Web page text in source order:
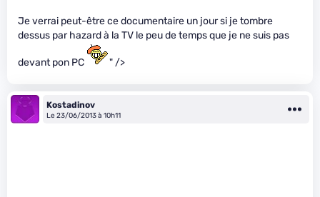
Je verrai peut-être ce documentaire un jour si je tombre
dessus par hazard à la TV le peu de temps que je ne suis pas
devant pon PC " />
Kostadinov
Le 23/06/2013 à 10h11